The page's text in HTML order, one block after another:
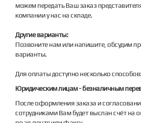
можем передать Ваш заказ
компании у нас на складе.
Другие варианты:
Позвоните нам или напишите, обсудим
варианты.
Для оплаты доступно несколько способов:
Юридическим лицам - безналичным
После оформления заказа и
сотрудниками Вам будет выслан счёт на